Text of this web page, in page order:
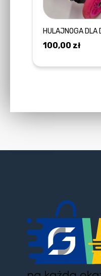
HULAJNOGA DLA
100,00 zł